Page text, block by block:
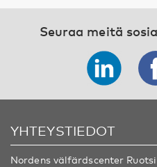
Seuraa meitä
YHTEYSTIEDOT
Nordens välfärdscenter Ruotsi